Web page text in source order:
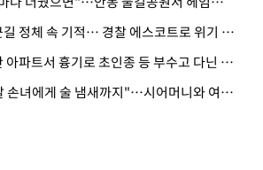
· 퇴근길 정체 속 기적… 경찰 에스코트로 위기 넘긴 생후 2일 신생아
· 서산 아파트서 흉기로 초인종 등 부수고 다닌 50대 정신병원행
· "4살 손녀에게 술 냄새까지"…시어머니와 여행 가도 될까